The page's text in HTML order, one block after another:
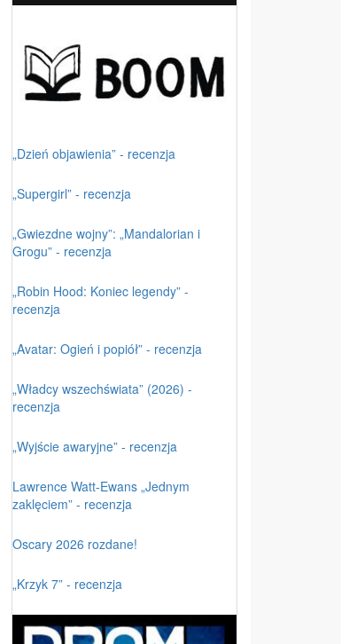
„Dzień objawienia” - recenzja
„Supergirl” - recenzja
„Gwiezdne wojny”: „Mandalorian i
Grogu” - recenzja
„Robin Hood: Koniec legendy” -
recenzja
„Avatar: Ogień i popiół” - recenzja
„Władcy wszechświata” (2026) -
recenzja
„Wyjście awaryjne” - recenzja
Lawrence Watt-Ewans „Jednym
zaklęciem” - recenzja
Oscary 2026 rozdane!
„Krzyk 7” - recenzja